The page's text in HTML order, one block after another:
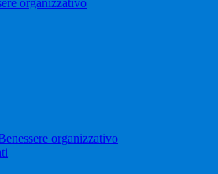
organizzativo
organizzativo